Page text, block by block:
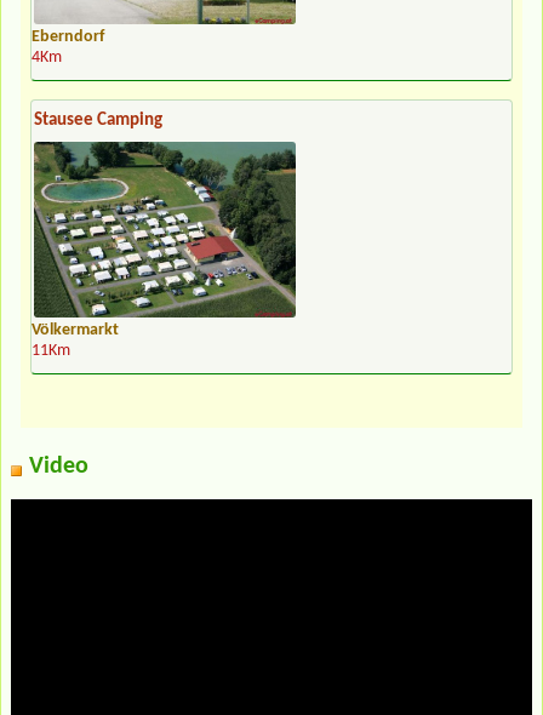
Eberndorf
4Km
Stausee Camping
Völkermarkt
11Km
Video